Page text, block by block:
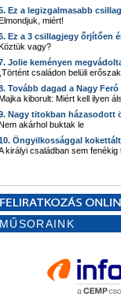
Ez a legizgalmasabb
miért!
Ez a 3 csillagjegy őrjítően
vagy?
Jolie keményen
„Történt családon belüli
Tovább dagad a Nagy
kiborult: Miért kell ilyen
Nagy titokban házasodott
akárhol buktak le
Öngyilkossággal
királyi családban sem fenékig
MŰSORAINK